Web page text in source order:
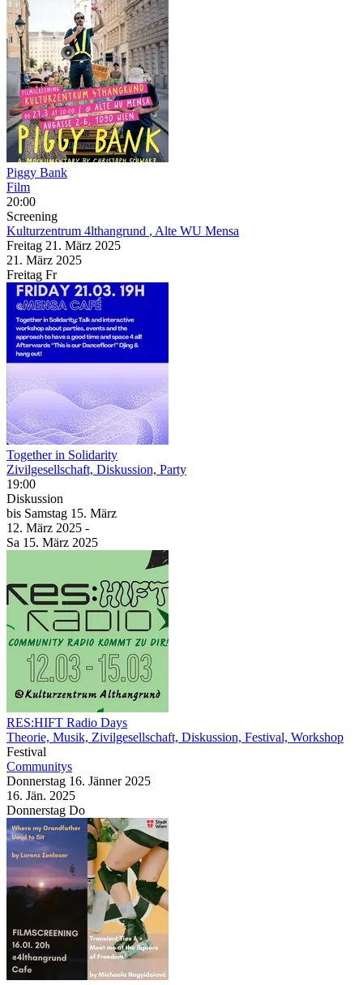
Piggy Bank
Film
20:00
Screening
Kulturzentrum 4lthangrund , Alte WU Mensa
Freitag 21. März 2025
21. März 2025
Freitag Fr
Together in Solidarity
Zivilgesellschaft, Diskussion, Party
19:00
Diskussion
bis Samstag 15. März
12. März 2025 -
Sa 15. März 2025
RES:HIFT Radio Days
Theorie, Musik, Zivilgesellschaft, Diskussion, Festival, Workshop
Festival
Communitys
Donnerstag 16. Jänner 2025
16. Jän. 2025
Donnerstag Do